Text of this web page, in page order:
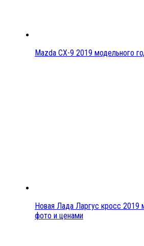
Mazda CX-9 2019 модельного
Новая Лада Ларгус кросс 2019
фото и ценами